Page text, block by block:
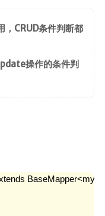
CRUD条件判断都
操作的条件判